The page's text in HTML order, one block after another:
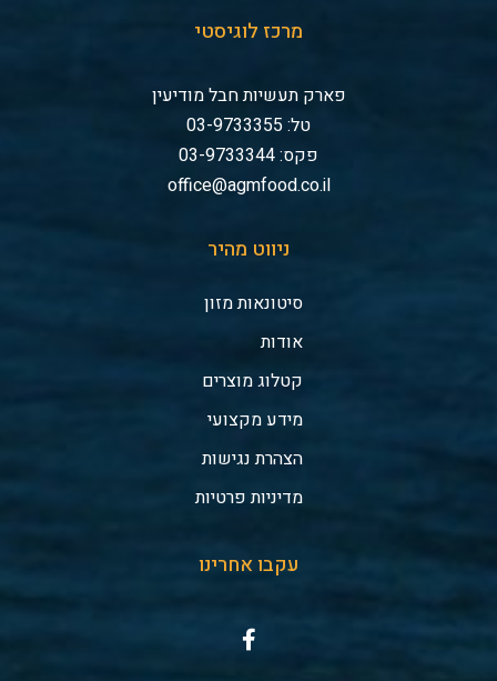
מרכז לוגיסטי
פארק תעשיות חבל מודיעין
טל: 03-9733355
פקס: 03-9733344
office@agmfood.co.il
ניווט מהיר
סיטונאות מזון
אודות
קטלוג מוצרים
מידע מקצועי
הצהרת נגישות
מדיניות פרטיות
עקבו אחרינו